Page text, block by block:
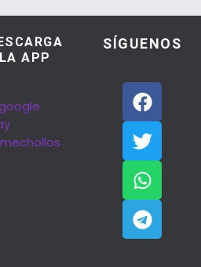
LA APP
SÍGUENOS